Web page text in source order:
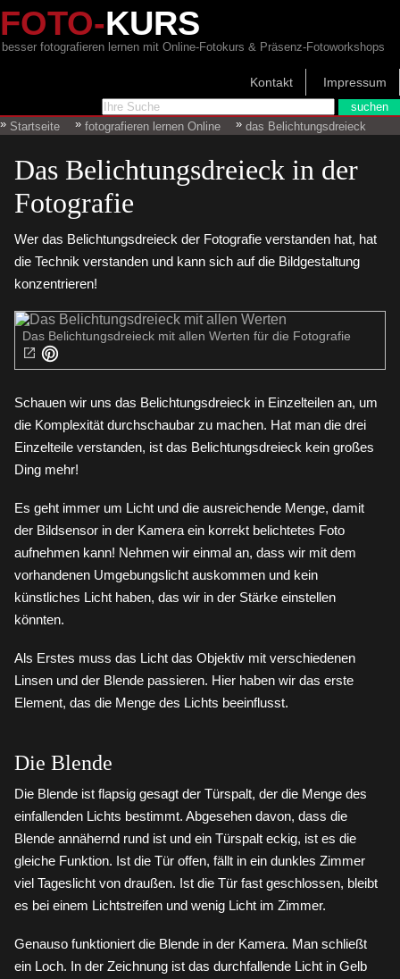
FOTO-KURS
besser fotografieren lernen mit Online-Fotokurs & Präsenz-Fotoworkshops
Kontakt Impressum
Startseite fotografieren lernen Online das Belichtungsdreieck
Das Belichtungsdreieck in der
Fotografie
Wer das Belichtungsdreieck der Fotografie verstanden hat, hat
die Technik verstanden und kann sich auf die Bildgestaltung
konzentrieren!
Das Belichtungsdreieck mit allen Werten für die Fotografie
Schauen wir uns das Belichtungsdreieck in Einzelteilen an, um
die Komplexität durchschaubar zu machen. Hat man die drei
Einzelteile verstanden, ist das Belichtungsdreieck kein großes
Ding mehr!
Es geht immer um Licht und die ausreichende Menge, damit
der Bildsensor in der Kamera ein korrekt belichtetes Foto
aufnehmen kann! Nehmen wir einmal an, dass wir mit dem
vorhandenen Umgebungslicht auskommen und kein
künstliches Licht haben, das wir in der Stärke einstellen
könnten.
Als Erstes muss das Licht das Objektiv mit verschiedenen
Linsen und der Blende passieren. Hier haben wir das erste
Element, das die Menge des Lichts beeinflusst.
Die Blende
Die Blende ist flapsig gesagt der Türspalt, der die Menge des
einfallenden Lichts bestimmt. Abgesehen davon, dass die
Blende annähernd rund ist und ein Türspalt eckig, ist es die
gleiche Funktion. Ist die Tür offen, fällt in ein dunkles Zimmer
viel Tageslicht von draußen. Ist die Tür fast geschlossen, bleibt
es bei einem Lichtstreifen und wenig Licht im Zimmer.
Genauso funktioniert die Blende in der Kamera. Man schließt
ein Loch. In der Zeichnung ist das durchfallende Licht in Gelb